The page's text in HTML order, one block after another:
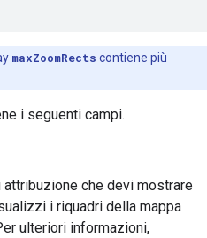
maxZoomRects contiene più
i seguenti campi.
attribuzione che devi mostrare
i riquadri della mappa
ulteriori informazioni,